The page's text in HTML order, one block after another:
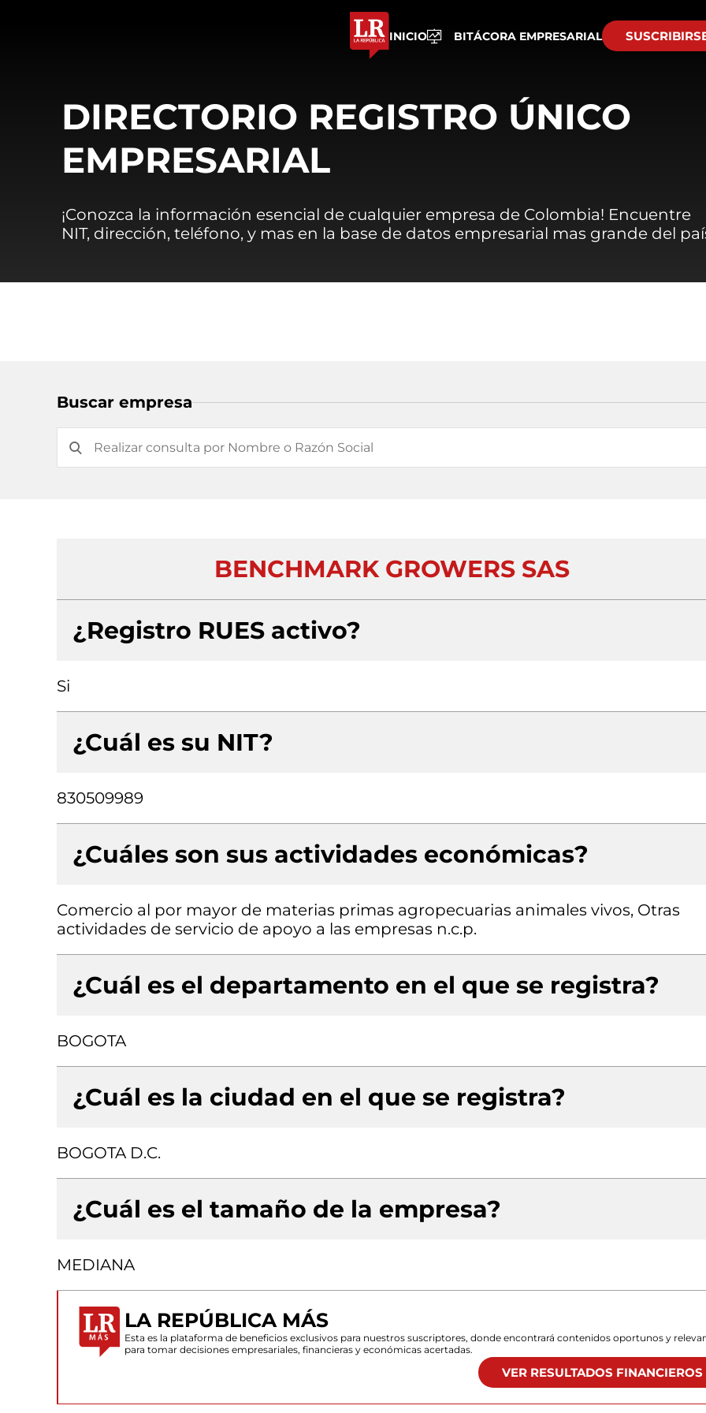
INICIO BITÁCORA EMPRESARIAL
DIRECTORIO REGISTRO ÚNICO
EMPRESARIAL
¡Conozca la información esencial de cualquier empresa de Colombia! Encuentre
NIT, dirección, teléfono, y mas en la base de datos empresarial mas grande del
Buscar empresa
BENCHMARK GROWERS SAS
¿Registro RUES activo?
Si
¿Cuál es su NIT?
830509989
¿Cuáles son sus actividades económicas?
Comercio al por mayor de materias primas agropecuarias animales vivos, Otras
actividades de servicio de apoyo a las empresas n.c.p.
¿Cuál es el departamento en el que se registra?
BOGOTA
¿Cuál es la ciudad en el que se registra?
BOGOTA D.C.
¿Cuál es el tamaño de la empresa?
MEDIANA
LA REPÚBLICA MÁS
Esta es la plataforma de beneficios exclusivos para nuestros suscriptores, donde encontrará contenidos oportunos y
para tomar decisiones empresariales, financieras y económicas acertadas.
VER RESULTADOS FINANCIEROS